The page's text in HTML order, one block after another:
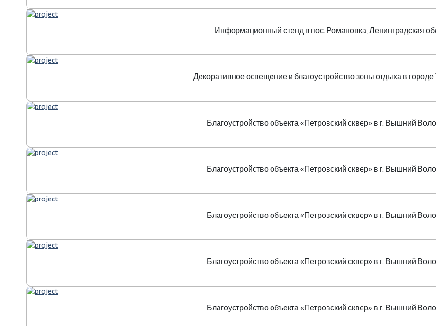
Информационный стенд в пос. Романовка, Ленинградская
Декоративное освещение и благоустройство зоны отдыха в городе
Благоустройство объекта «Петровский сквер» в г. Вышний
Благоустройство объекта «Петровский сквер» в г. Вышний
Благоустройство объекта «Петровский сквер» в г. Вышний
Благоустройство объекта «Петровский сквер» в г. Вышний
Благоустройство объекта «Петровский сквер» в г. Вышний